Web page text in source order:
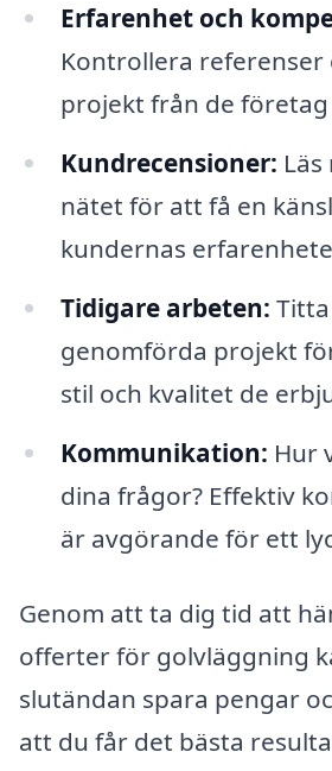
Erfarenhet och
Kontrollera referenser
projekt från de
Kundrecensioner:
nätet för att få en
kundernas
Tidigare arbeten:
genomförda projekt
stil och kvalitet de
Kommunikation: Hur
dina frågor? Effektiv
är avgörande för ett
Genom att ta dig tid att
offerter för golvläggning
slutändan spara pengar
att du får det bästa